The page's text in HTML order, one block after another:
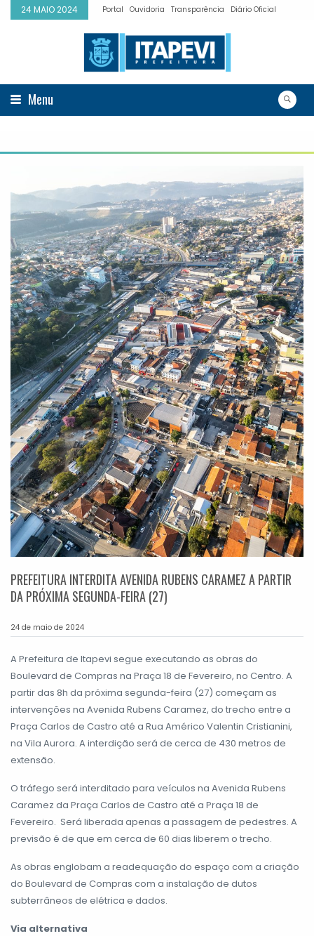
24 MAIO 2024 Portal Ouvidoria Transparência Diário Oficial
Menu
PREFEITURA INTERDITA AVENIDA RUBENS CARAMEZ A PARTIR
DA PRÓXIMA SEGUNDA-FEIRA (27)
24 de maio de 2024
A Prefeitura de Itapevi segue executando as obras do
Boulevard de Compras na Praça 18 de Fevereiro, no Centro. A
partir das 8h da próxima segunda-feira (27) começam as
intervenções na Avenida Rubens Caramez, do trecho entre a
Praça Carlos de Castro até a Rua Américo Valentin Cristianini,
na Vila Aurora. A interdição será de cerca de 430 metros de
extensão.
O tráfego será interditado para veículos na Avenida Rubens
Caramez da Praça Carlos de Castro até a Praça 18 de
Fevereiro. Será liberada apenas a passagem de pedestres. A
previsão é de que em cerca de 60 dias liberem o trecho.
As obras englobam a readequação do espaço com a criação
do Boulevard de Compras com a instalação de dutos
subterrâneos de elétrica e dados.
Via alternativa